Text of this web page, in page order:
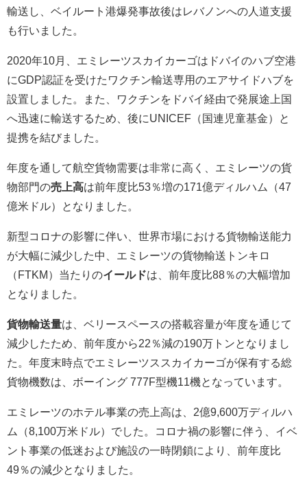
輸送し、ベイルート港爆発事故後はレバノンへの人道支援
も行いました。
2020年10月、エミレーツスカイカーゴはドバイのハブ空港
にGDP認証を受けたワクチン輸送専用のエアサイドハブを
設置しました。また、ワクチンをドバイ経由で発展途上国
へ迅速に輸送するため、後にUNICEF（国連児童基金）と
提携を結びました。
年度を通して航空貨物需要は非常に高く、エミレーツの貨
物部門の売上高は前年度比53％増の171億ディルハム（47
億米ドル）となりました。
新型コロナの影響に伴い、世界市場における貨物輸送能力
が大幅に減少した中、エミレーツの貨物輸送トンキロ
（FTKM）当たりのイールドは、前年度比88％の大幅増加
となりました。
貨物輸送量は、ベリースペースの搭載容量が年度を通じて
減少したため、前年度から22％減の190万トンとなりまし
た。年度末時点でエミレーツススカイカーゴが保有する総
貨物機数は、ボーイング 777F型機11機となっています。
エミレーツのホテル事業の売上高は、2億9,600万ディルハ
ム（8,100万米ドル）でした。コロナ禍の影響に伴う、イベ
ント事業の低迷および施設の一時閉鎖により、前年度比
49％の減少となりました。